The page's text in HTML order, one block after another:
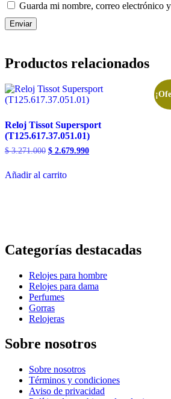
Guarda mi nombre, correo electrónico
Productos relacionados
Reloj Tissot Supersport
(T125.617.37.051.01)
$3.271.000 El
original
era:
$ 2.679.990El
Añadir al carrito
Categorías destacadas
Relojes para hombre
Relojes para dama
Perfumes
Gorras
Relojeras
Sobre nosotros
Sobre nosotros
Términos y condiciones
Aviso de privacidad